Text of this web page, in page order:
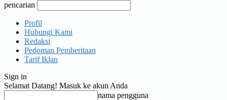
pencarian
Profil
Hubungi Kami
Redaksi
Pedoman Pemberitaan
Tarif Iklan
Sign in
Selamat Datang! Masuk ke akun Anda
nama pengguna